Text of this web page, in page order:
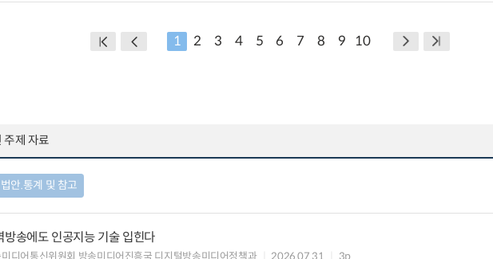
1 2 3 4 5 6 7 8 9 10
주제 자료
법안.통계 및 참고
방송에도 인공지능 기술 입힌다